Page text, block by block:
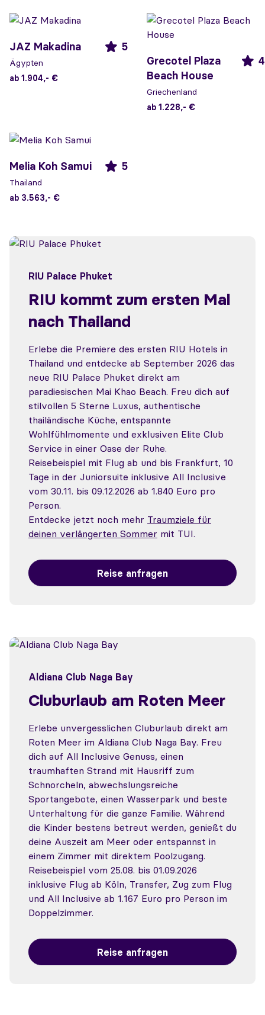
JAZ Makadina 5
Ägypten
ab 1.904,- €
Grecotel Plaza
Beach House
4
Griechenland
ab 1.228,- €
Melia Koh Samui 5
Thailand
ab 3.563,- €
RIU Palace Phuket
RIU kommt zum ersten Mal
nach Thailand
Erlebe die Premiere des ersten RIU Hotels in
Thailand und entdecke ab September 2026 das
neue RIU Palace Phuket direkt am
paradiesischen Mai Khao Beach. Freu dich auf
stilvollen 5 Sterne Luxus, authentische
thailändische Küche, entspannte
Wohlfühlmomente und exklusiven Elite Club
Service in einer Oase der Ruhe.
Reisebeispiel mit Flug ab und bis Frankfurt, 10
Tage in der Juniorsuite inklusive All Inclusive
vom 30.11. bis 09.12.2026 ab 1.840 Euro pro
Person.
Entdecke jetzt noch mehr Traumziele für
deinen verlängerten Sommer mit TUI.
Reise anfragen
Aldiana Club Naga Bay
Cluburlaub am Roten Meer
Erlebe unvergesslichen Cluburlaub direkt am
Roten Meer im Aldiana Club Naga Bay. Freu
dich auf All Inclusive Genuss, einen
traumhaften Strand mit Hausriff zum
Schnorcheln, abwechslungsreiche
Sportangebote, einen Wasserpark und beste
Unterhaltung für die ganze Familie. Während
die Kinder bestens betreut werden, genießt du
deine Auszeit am Meer oder entspannst in
einem Zimmer mit direktem Poolzugang.
Reisebeispiel vom 25.08. bis 01.09.2026
inklusive Flug ab Köln, Transfer, Zug zum Flug
und All Inclusive ab 1.167 Euro pro Person im
Doppelzimmer.
Reise anfragen